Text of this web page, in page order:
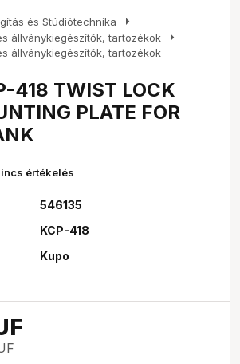
és Stúdiótechnika arrow_right
állványkiegészítők, tartozékok arrow_right
állványkiegészítők, tartozékok
418 TWIST LOCK
PLATE FOR
értékelés
546135
KCP-418
Kupo